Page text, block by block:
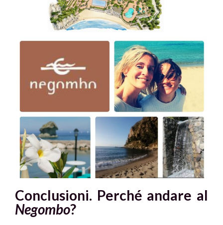
Conclusioni. Perché andare al
Negombo?